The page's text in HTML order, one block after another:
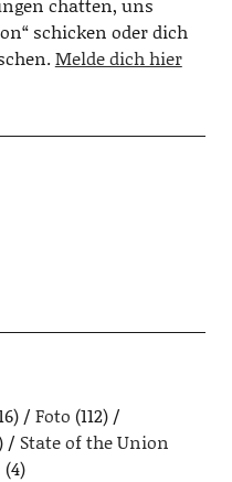
schicken oder dich
Melde dich hier
Foto (112)
State of the Union
(4)